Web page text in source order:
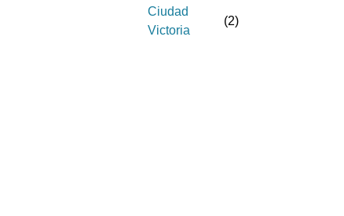
Ciudad
Victoria
(2)